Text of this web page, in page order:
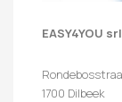
EASY4YOU srl
1700 Dilbeek